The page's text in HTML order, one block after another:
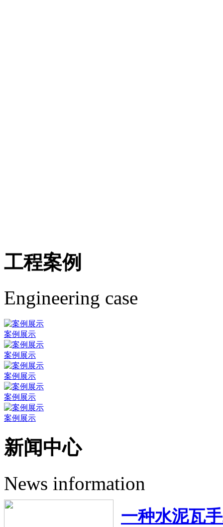
工程案例
Engineering case
案例展示
案例展示
案例展示
案例展示
案例展示
新闻中心
News information
一种水泥瓦